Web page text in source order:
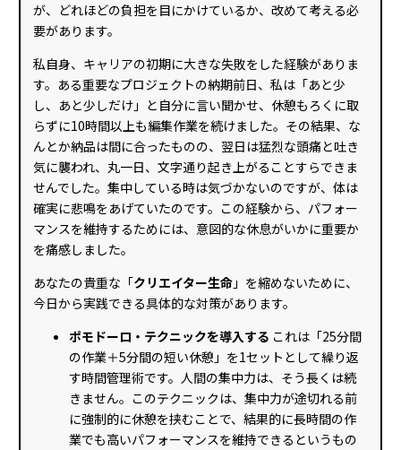
が、どれほどの負担を目にかけているか、改めて考える必
要があります。
私自身、キャリアの初期に大きな失敗をした経験がありま
す。ある重要なプロジェクトの納期前日、私は「あと少
し、あと少しだけ」と自分に言い聞かせ、休憩もろくに取
らずに10時間以上も編集作業を続けました。その結果、な
んとか納品は間に合ったものの、翌日は猛烈な頭痛と吐き
気に襲われ、丸一日、文字通り起き上がることすらできま
せんでした。集中している時は気づかないのですが、体は
確実に悲鳴をあげていたのです。この経験から、パフォー
マンスを維持するためには、意図的な休息がいかに重要か
を痛感しました。
あなたの貴重な「クリエイター生命」を縮めないために、
今日から実践できる具体的な対策があります。
ポモドーロ・テクニックを導入する これは「25分間
の作業＋5分間の短い休憩」を1セットとして繰り返
す時間管理術です。人間の集中力は、そう長くは続
きません。このテクニックは、集中力が途切れる前
に強制的に休憩を挟むことで、結果的に長時間の作
業でも高いパフォーマンスを維持できるというもの